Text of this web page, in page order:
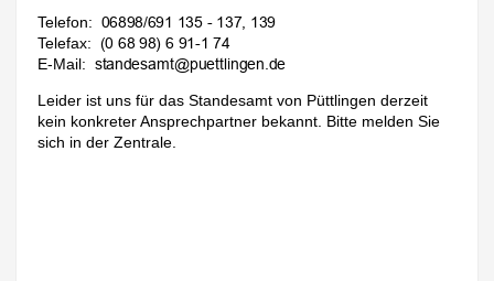
Telefon:
Telefax:
E-Mail:
Leider ist uns für das Standesamt von Püttlingen derzeit
kein konkreter Ansprechpartner bekannt. Bitte melden Sie
sich in der Zentrale.